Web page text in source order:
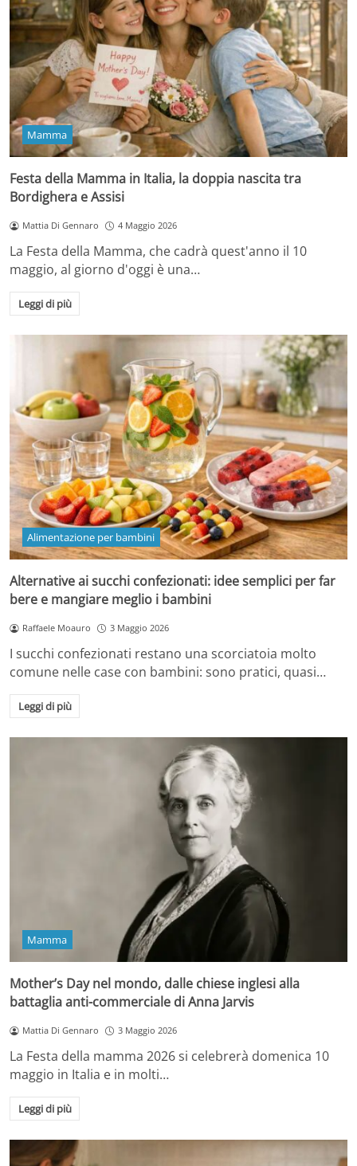
Mamma
Festa della Mamma in Italia, la doppia nascita tra
Bordighera e Assisi
Mattia Di Gennaro 4 Maggio 2026
La Festa della Mamma, che cadrà quest'anno il 10
maggio, al giorno d'oggi è una…
Leggi di più
Alimentazione per bambini
Alternative ai succhi confezionati: idee semplici per far
bere e mangiare meglio i bambini
Raffaele Moauro 3 Maggio 2026
I succhi confezionati restano una scorciatoia molto
comune nelle case con bambini: sono pratici, quasi…
Leggi di più
Mamma
Mother’s Day nel mondo, dalle chiese inglesi alla
battaglia anti-commerciale di Anna Jarvis
Mattia Di Gennaro 3 Maggio 2026
La Festa della mamma 2026 si celebrerà domenica 10
maggio in Italia e in molti…
Leggi di più